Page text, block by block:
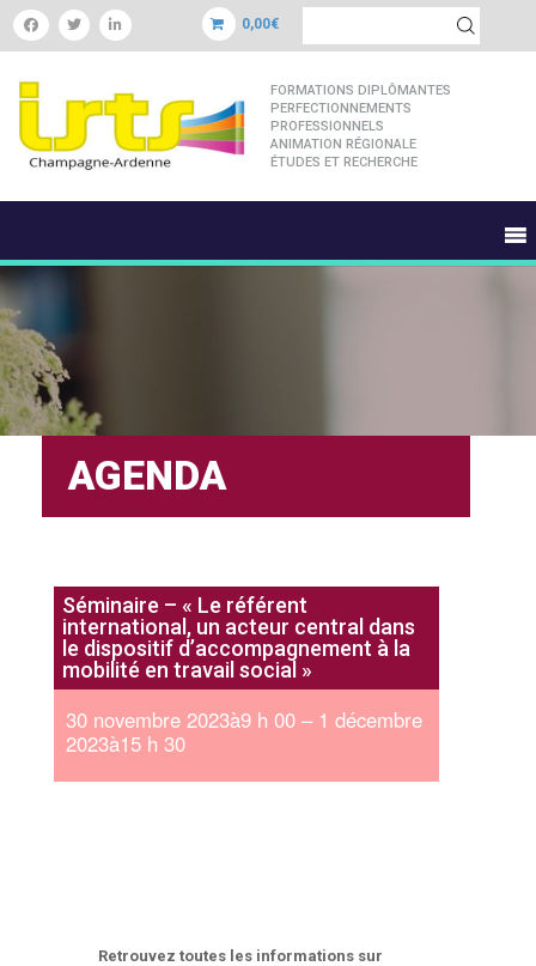
0,00€
FORMATIONS DIPLÔMANTES
PERFECTIONNEMENTS
PROFESSIONNELS
ANIMATION RÉGIONALE
ÉTUDES ET RECHERCHE
AGENDA
Séminaire – « Le référent
international, un acteur central dans
le dispositif d’accompagnement à la
mobilité en travail social »
30 novembre 2023à9 h 00 – 1 décembre
2023à15 h 30
Retrouvez toutes les informations sur